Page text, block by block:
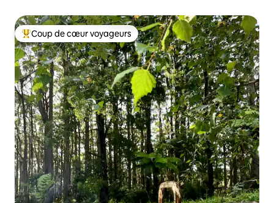
Coups de cœur voyageurs les plus appréciés
Coup de cœur voyageurs